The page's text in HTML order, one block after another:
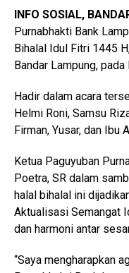
INFO SOSIAL,
Purnabhakti Bank
Bihalal Idul Fitri 1445
Bandar Lampung,
Hadir dalam acara
Helmi Roni, Samsu
Firman, Yusar, dan Ibu
Ketua Paguyuban
Poetra, SR dalam
halal bihalal ini
Aktualisasi Semangat
dan harmoni antar
“Saya mengharapkan